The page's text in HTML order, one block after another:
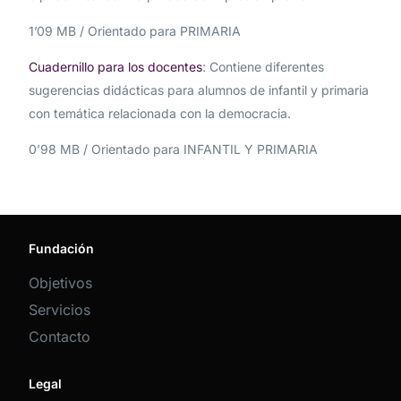
1’09 MB / Orientado para PRIMARIA
Cuadernillo para los docentes: Contiene diferentes
sugerencias didácticas para alumnos de infantil y primaria
con temática relacionada con la democracia.
0’98 MB / Orientado para INFANTIL Y PRIMARIA
Fundación
Objetivos
Servicios
Contacto
Legal